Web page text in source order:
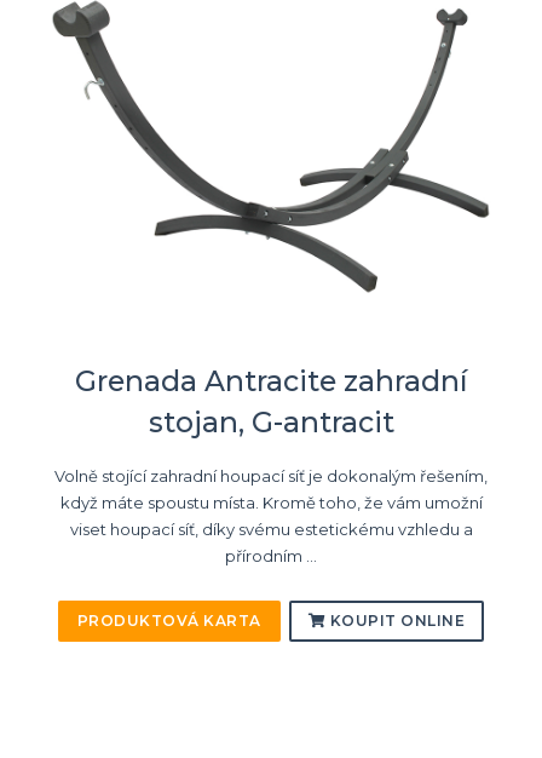
Grenada Antracite zahradní
stojan, G-antracit
Volně stojící zahradní houpací síť je dokonalým řešením,
když máte spoustu místa. Kromě toho, že vám umožní
viset houpací síť, díky svému estetickému vzhledu a
přírodním ...
PRODUKTOVÁ KARTA KOUPIT ONLINE